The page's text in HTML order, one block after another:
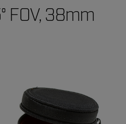
FOV, 38mm